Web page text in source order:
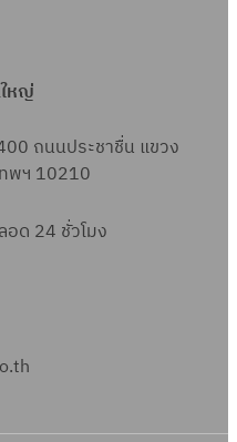
หญ่
ถนนประชาชื่น แขวง
พฯ 10210
อด 24 ชั่วโมง